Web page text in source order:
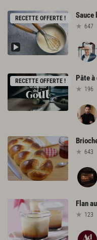
RECETTE OFFERTE ! Sauce
647
RECETTE OFFERTE ! Pâteà
196
643
Flanau
123